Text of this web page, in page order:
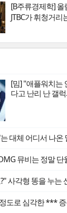
[B주류경제학]
JTBC가 휘청거리
[밈] "애플워치는
다고 난리 난 갤
대체 어디서 나온
도로 심각한 ***